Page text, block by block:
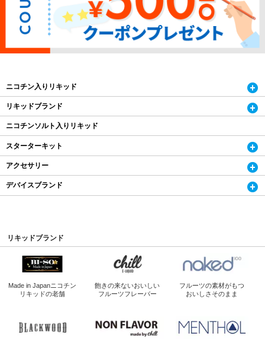
ニコチン入りリキッド
リキッドブランド
ニコチンソルト入りリキッド
スターターキット
アクセサリー
デバイスブランド
リキッドブランド
Made in Japanニコチン
リキッドの老舗
飽きの来ないおいしい
フルーツフレーバー
フルーツの素材がもつ
おいしさそのまま